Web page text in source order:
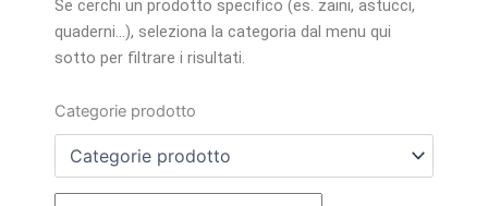
Se cerchi un prodotto specifico (es. zaini, astucci,
quaderni…), seleziona la categoria dal menu qui
sotto per filtrare i risultati.
Categorie prodotto